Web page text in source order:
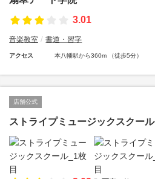
3.01
音楽教室 書道・習字
アクセス 本八幡駅から360m （徒歩5分）
店舗公式
ストライプミュージックスクール